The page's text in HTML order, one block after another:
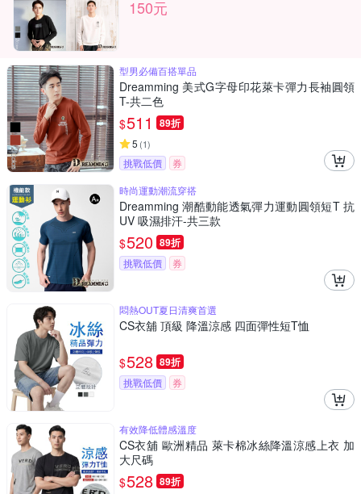
150元
型男必備百搭單品
Dreamming 美式G字母印花萊卡彈力長袖圓領
T-共二色
$511 89折
5 (1)
挑戰低價
券
時尚運動潮流穿搭
Dreamming 潮酷動能透氣彈力運動圓領短T 抗
UV 吸濕排汗-共三款
$520 89折
挑戰低價 券
悶熱OUT夏日清爽首選
CS衣舖 頂級 降溫涼感 四面彈性短T恤
$528 89折
挑戰低價 券
有效降低體感溫度
CS衣舖 歐洲精品 萊卡棉冰絲降溫涼感上衣 加
大尺碼
$528 89折